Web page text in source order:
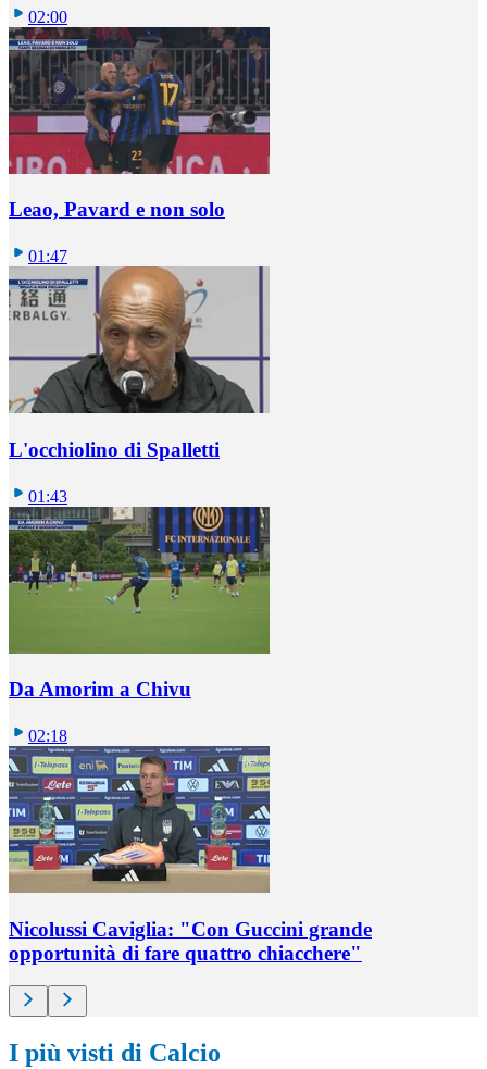
02:00
Leao, Pavard e non solo
01:47
L'occhiolino di Spalletti
01:43
Da Amorim a Chivu
02:18
Nicolussi Caviglia: "Con Guccini grande
opportunità di fare quattro chiacchere"
I più visti di Calcio